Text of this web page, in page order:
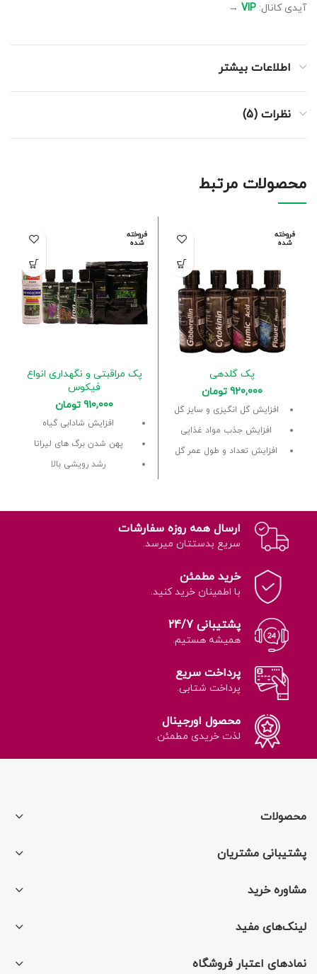
آیدی کانال: VIP
→
اطلاعات بیشتر
نظرات (5)
محصولات مرتبط
فروخته
شده
پک گلدهی
920,000 تومان
افزایش گل انگیزی و سایز گل
افزایش جذب مواد غذایی
افزایش تعداد و طول عمر گل
فروخته
شده
پک مراقبتی و نگهداری انواع
فیکوس
910,000 تومان
افزایش شادابی گیاه
پهن شدن برگ های لیراتا
رشد رویشی بالا
ارسال همه روزه سفارشات
سریع بدستتان میرسد.
خرید مطمئن
با اطمینان خرید کنید.
پشتیبانی 24/7
همیشه هستیم.
پرداخت سریع
پرداخت شتابی.
محصول اورجینال
لذت خریدی مطمئن.
محصولات
پشتیبانی مشتریان
مشاوره خرید
لینک‌های مفید
نمادهای اعتبار فروشگاه